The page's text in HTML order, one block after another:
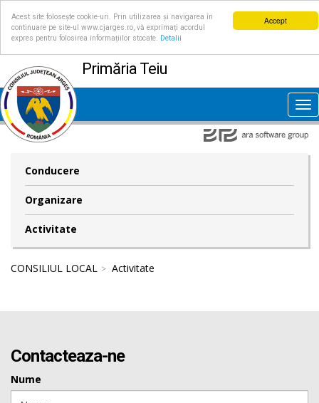
Accept
Acest site folosește cookie-uri. Prin utilizarea și navigarea în
continuare pe site-ul www.cjarges.ro, vă exprimați acordul
expres pentru folosirea informațiilor stocate.
Detalii
Primăria Teiu
Conducere
Organizare
Activitate
CONSILIUL LOCAL Activitate
Contacteaza-ne
Nume